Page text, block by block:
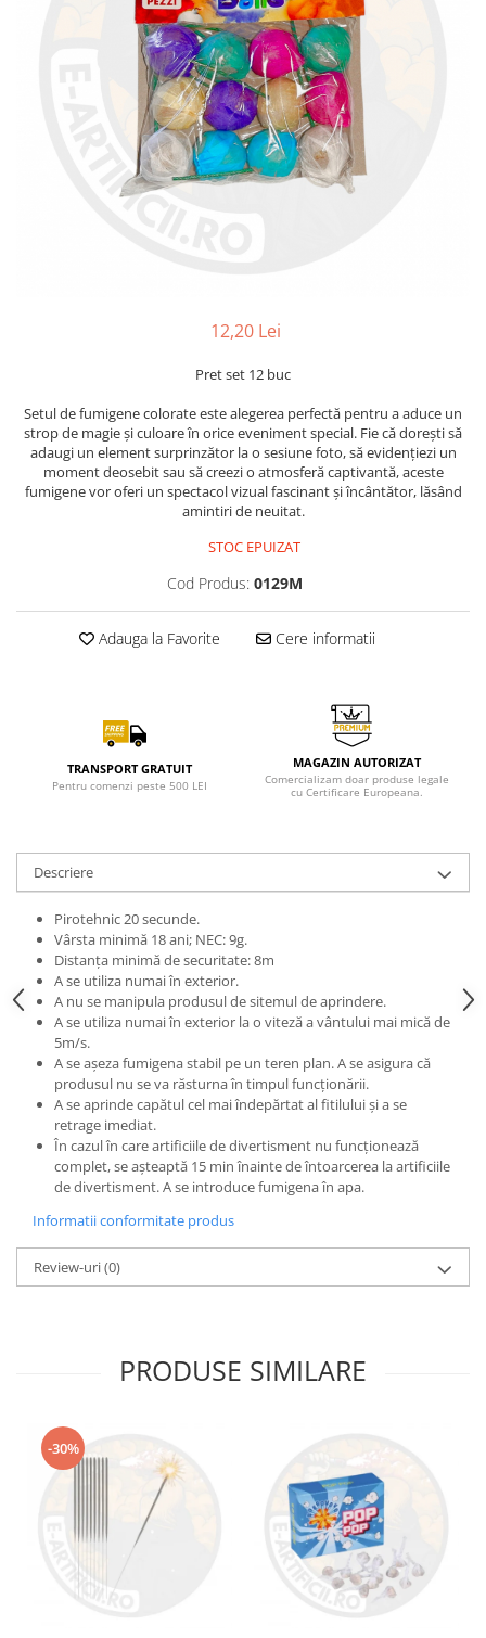
12,20 Lei
Pret set 12 buc
Setul de fumigene colorate este alegerea perfectă pentru a aduce un
strop de magie și culoare în orice eveniment special. Fie că dorești să
adaugi un element surprinzător la o sesiune foto, să evidențiezi un
moment deosebit sau să creezi o atmosferă captivantă, aceste
fumigene vor oferi un spectacol vizual fascinant și încântător, lăsând
amintiri de neuitat.
STOC EPUIZAT
Cod Produs: 0129M
Adauga la Favorite Cere informatii
TRANSPORT GRATUIT
Pentru comenzi peste 500 LEI
MAGAZIN AUTORIZAT
Comercializam doar produse legale
cu Certificare Europeana.
Descriere
Pirotehnic 20 secunde.
Vârsta minimă 18 ani; NEC: 9g.
Distanța minimă de securitate: 8m
A se utiliza numai în exterior.
A nu se manipula produsul de sitemul de aprindere.
A se utiliza numai în exterior la o viteză a vântului mai mică de
5m/s.
A se așeza fumigena stabil pe un teren plan. A se asigura că
produsul nu se va răsturna în timpul funcționării.
A se aprinde capătul cel mai îndepărtat al fitilului și a se
retrage imediat.
În cazul în care artificiile de divertisment nu funcționează
complet, se așteaptă 15 min înainte de întoarcerea la artificiile
de divertisment. A se introduce fumigena în apa.
Informatii conformitate produs
Review-uri(0)
PRODUSE SIMILARE
-30%